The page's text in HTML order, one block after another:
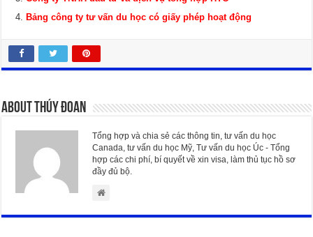
Bảng công ty tư vấn du học có giấy phép hoạt động
About Thúy Đoan
Tổng hợp và chia sẻ các thông tin, tư vấn du học
Canada, tư vấn du học Mỹ, Tư vấn du học Úc - Tổng
hợp các chi phí, bí quyết về xin visa, làm thủ tục hồ sơ
đầy đủ bộ.